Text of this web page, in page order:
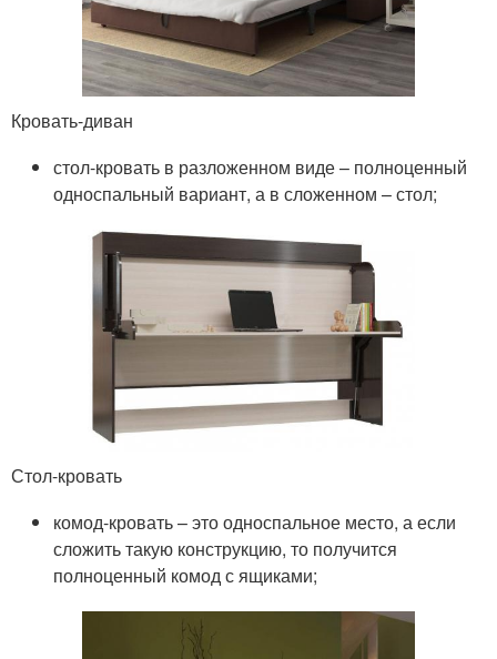
Кровать-диван
стол-кровать в разложенном виде – полноценный
односпальный вариант, а в сложенном – стол;
Стол-кровать
комод-кровать – это односпальное место, а если
сложить такую конструкцию, то получится
полноценный комод с ящиками;